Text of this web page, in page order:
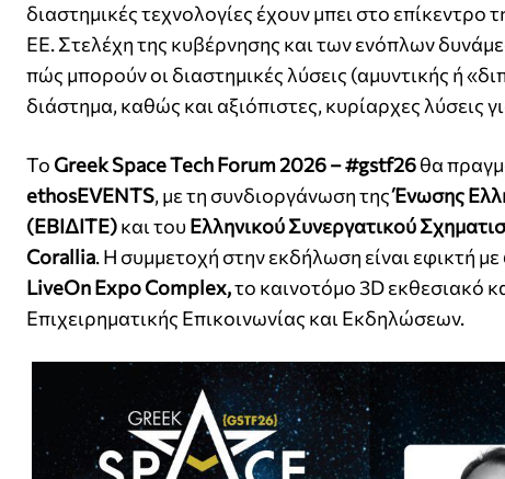
διαστημικές τεχνολογίες έχουν μπει στο
ΕΕ. Στελέχη της κυβέρνησης και των ενόπλων
πώς μπορούν οι διαστημικές λύσεις (αμυντικής ή
διάστημα, καθώς και αξιόπιστες, κυρίαρχες λύσεις
Το Greek Space Tech Forum 2026 – #gstf26θα
ethosEVENTS, με τη συνδιοργάνωση τηςΈνωσης
(ΕΒΙΔΙΤΕ)και τουΕλληνικού Συνεργατικού
Corallia. Η συμμετοχή στην εκδήλωση είναι εφικτή
LiveOn Expo Complex,το καινοτόμο 3D εκθεσιακό
Επιχειρηματικής Επικοινωνίας και Εκδηλώσεων.